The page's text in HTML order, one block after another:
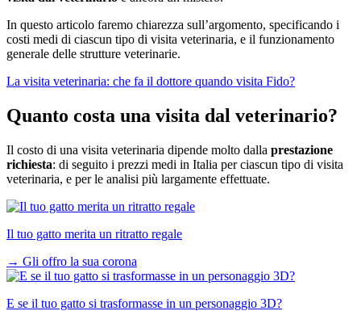
In questo articolo faremo chiarezza sull’argomento, specificando i
costi medi di ciascun tipo di visita veterinaria, e il funzionamento
generale delle strutture veterinarie.
La visita veterinaria: che fa il dottore quando visita Fido?
Quanto costa una visita dal veterinario?
Il costo di una visita veterinaria dipende molto dalla prestazione
richiesta: di seguito i prezzi medi in Italia per ciascun tipo di visita
veterinaria, e per le analisi più largamente effettuate.
Il tuo gatto merita un ritratto regale
→ Gli offro la sua corona
E se il tuo gatto si trasformasse in un personaggio 3D?